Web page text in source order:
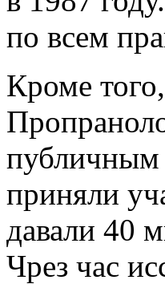
по всем
Кроме
публичным
приняли
давали 40
Чрез час